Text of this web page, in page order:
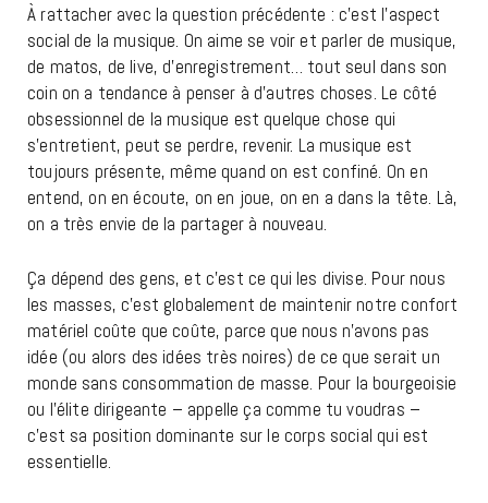
À rattacher avec la question précédente : c’est l’aspect
social de la musique. On aime se voir et parler de musique,
de matos, de live, d’enregistrement… tout seul dans son
coin on a tendance à penser à d’autres choses. Le côté
obsessionnel de la musique est quelque chose qui
s’entretient, peut se perdre, revenir. La musique est
toujours présente, même quand on est confiné. On en
entend, on en écoute, on en joue, on en a dans la tête. Là,
on a très envie de la partager à nouveau.
Ça dépend des gens, et c’est ce qui les divise. Pour nous
les masses, c’est globalement de maintenir notre confort
matériel coûte que coûte, parce que nous n’avons pas
idée (ou alors des idées très noires) de ce que serait un
monde sans consommation de masse. Pour la bourgeoisie
ou l’élite dirigeante – appelle ça comme tu voudras –
c’est sa position dominante sur le corps social qui est
essentielle.